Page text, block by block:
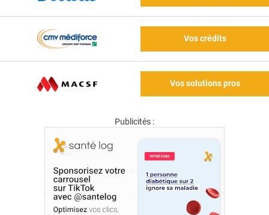
Vos crédits
Vos solutions pros
Publicités :